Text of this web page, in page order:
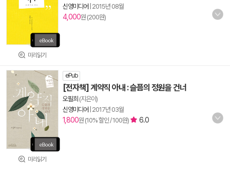
미리읽기
신영미디어 2015년 08월
4,000원 (200원)
미리읽기
ePub
[전자책] 계약직 아내 : 슬픔의 정원을 건너
오필희 (지은이)
신영미디어 2017년 03월
1,800원 (10% 할인 / 100원) 6.0